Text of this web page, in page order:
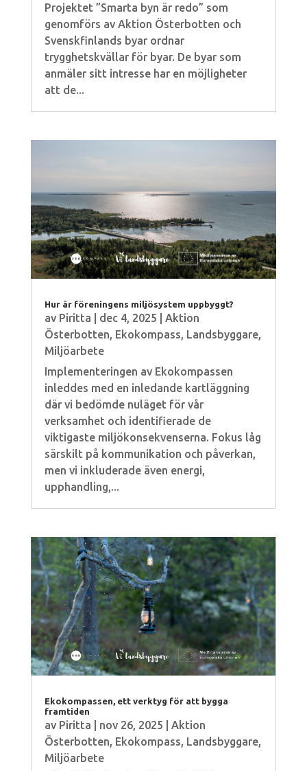
Projektet ”Smarta byn är redo” som
genomförs av Aktion Österbotten och
Svenskfinlands byar ordnar
trygghetskvällar för byar. De byar som
anmäler sitt intresse har en möjligheter
att de...
Hur är föreningens miljösystem uppbyggt?
av Piritta dec 4, 2025
Aktion
Österbotten, Ekokompass, Landsbyggare,
Miljöarbete
Implementeringen av Ekokompassen
inleddes med en inledande kartläggning
där vi bedömde nuläget för vår
verksamhet och identifierade de
viktigaste miljökonsekvenserna. Fokus låg
särskilt på kommunikation och påverkan,
men vi inkluderade även energi,
upphandling,...
Ekokompassen, ett verktyg för att bygga
framtiden
av Piritta nov 26, 2025
Aktion
Österbotten, Ekokompass, Landsbyggare,
Miljöarbete